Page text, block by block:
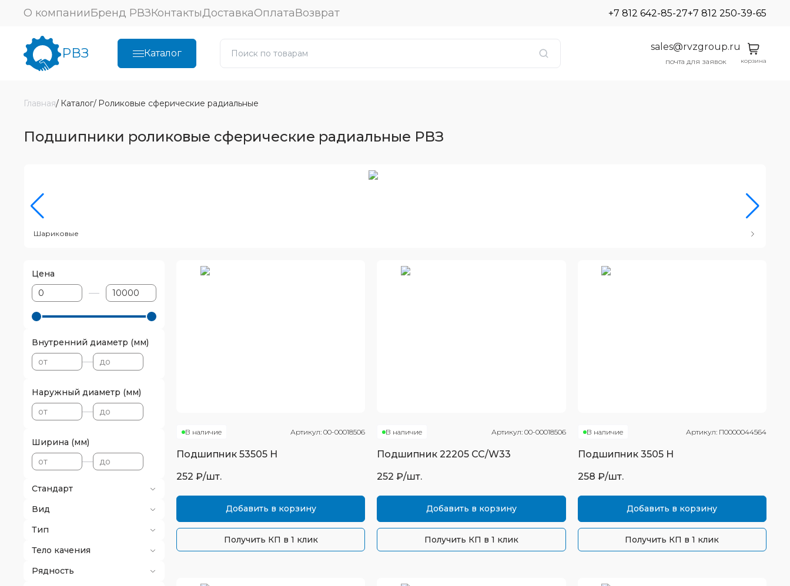
О компанииБренд РВЗКонтактыДоставкаОплатаВозврат +7 812 642-85-27+7 812 250-39-65
РВЗ Каталог
sales@rvzgroup.ru
почта для заявок корзина
Главная Каталог Роликовые сферические радиальные
Подшипники роликовые сферические радиальные РВЗ
Шариковые
Цена
Внутренний диаметр (мм)
Наружный диаметр (мм)
Ширина (мм)
Стандарт
Вид
Тип
Тело качения
Рядность
В наличие Артикул:00-00018506
Подшипник 53505 Н
252 ₽/шт.
Добавить в корзину
Получить КП в 1 клик
В наличие Артикул: 00-00018506
Подшипник22205 CC/W33
252 ₽/шт.
Добавить в корзину
Получить КП в 1 клик
В наличие Артикул: П0000044564
Подшипник 3505 Н
258 ₽/шт.
Добавить в корзину
Получить КП в 1 клик